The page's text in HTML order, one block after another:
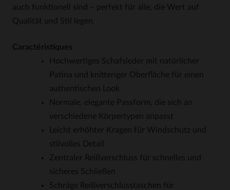
auch funktionell sind – perfekt für alle, die Wert auf
Qualität und Stil legen.
Caractéristiques
Hochwertiges Schafsleder mit natürlicher
Patina und knitteriger Oberfläche für einen
authentischen Look
Normale, elegante Passform, die sich an
verschiedene Körpertypen anpasst
Leicht erhöhter Kragen für Windschutz und
stilvolles Detail
Zentraler Reißverschluss für schnelles und
sicheres Schließen
Schräge Reißverschlusstaschen für